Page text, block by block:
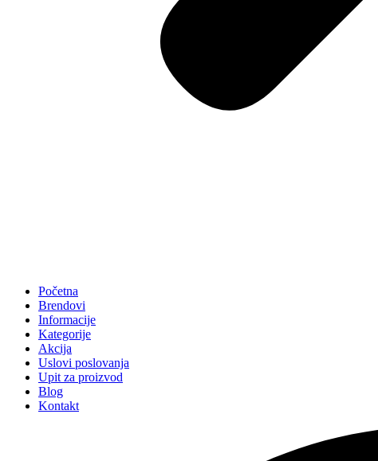
Početna
Brendovi
Informacije
Kategorije
Akcija
Uslovi poslovanja
Upit za proizvod
Blog
Kontakt